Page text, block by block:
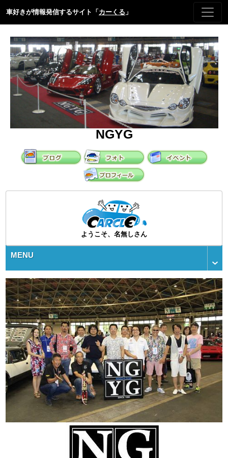
車好きが情報発信するサイト「 カーくる 」
NGYG
ようこそ、名無しさん
MENU